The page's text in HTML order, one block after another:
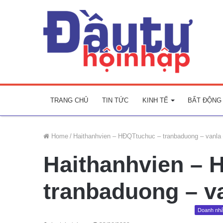
TRANG CHỦ TIN TỨC KINH TẾ BẤT ĐỘNG
Home / Haithanhvien – HĐQTtuchuc – tranbaduong –
Haithanhvien –
tranbaduong –
Doanh